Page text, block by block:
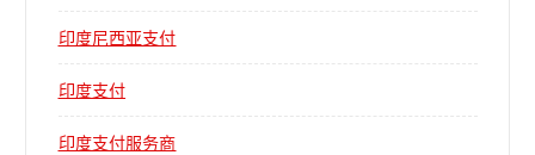
印度尼西亚支付
印度支付
印度支付服务商